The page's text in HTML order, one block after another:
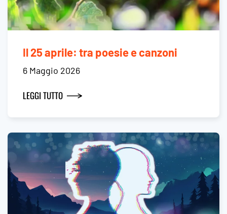
Il 25 aprile: tra poesie e canzoni
6 Maggio 2026
LEGGI TUTTO